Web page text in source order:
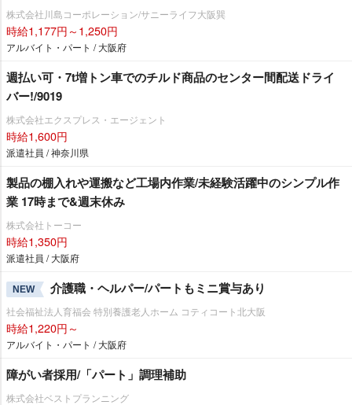
株式会社川島コーポレーション/サニーライフ大阪巽
時給1,177円～1,250円
アルバイト・パート / 大阪府
週払い可・7t増トン車でのチルド商品のセンター間配送ドライ
バー!/9019
株式会社エクスプレス・エージェント
時給1,600円
派遣社員 / 神奈川県
製品の棚入れや運搬など工場内作業/未経験活躍中のシンプル作
業 17時まで&週末休み
株式会社トーコー
時給1,350円
派遣社員 / 大阪府
NEW 介護職・ヘルパー/パートもミニ賞与あり
社会福祉法人育福会 特別養護老人ホーム コティコート北大阪
時給1,220円～
アルバイト・パート / 大阪府
障がい者採用/「パート」調理補助
株式会社ベストプランニング